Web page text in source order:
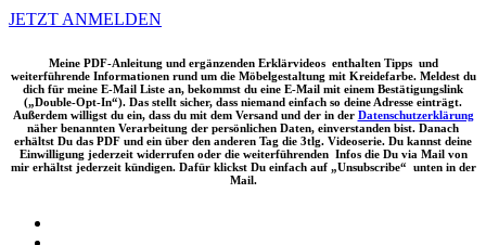
JETZT ANMELDEN
Meine PDF-Anleitung und ergänzenden Erklärvideos enthalten Tipps und
weiterführende Informationen rund um die Möbelgestaltung mit Kreidefarbe. Meldest du
dich für meine E-Mail Liste an, bekommst du eine E-Mail mit einem Bestätigungslink
(„Double-Opt-In“). Das stellt sicher, dass niemand einfach so deine Adresse einträgt.
Außerdem willigst du ein, dass du mit dem Versand und der in der Datenschutzerklärung
näher benannten Verarbeitung der persönlichen Daten, einverstanden bist. Danach
erhältst Du das PDF und ein über den anderen Tag die 3tlg. Videoserie. Du kannst deine
Einwilligung jederzeit widerrufen oder die weiterführenden Infos die Du via Mail von
mir erhältst jederzeit kündigen. Dafür klickst Du einfach auf „Unsubscribe“ unten in der
Mail.